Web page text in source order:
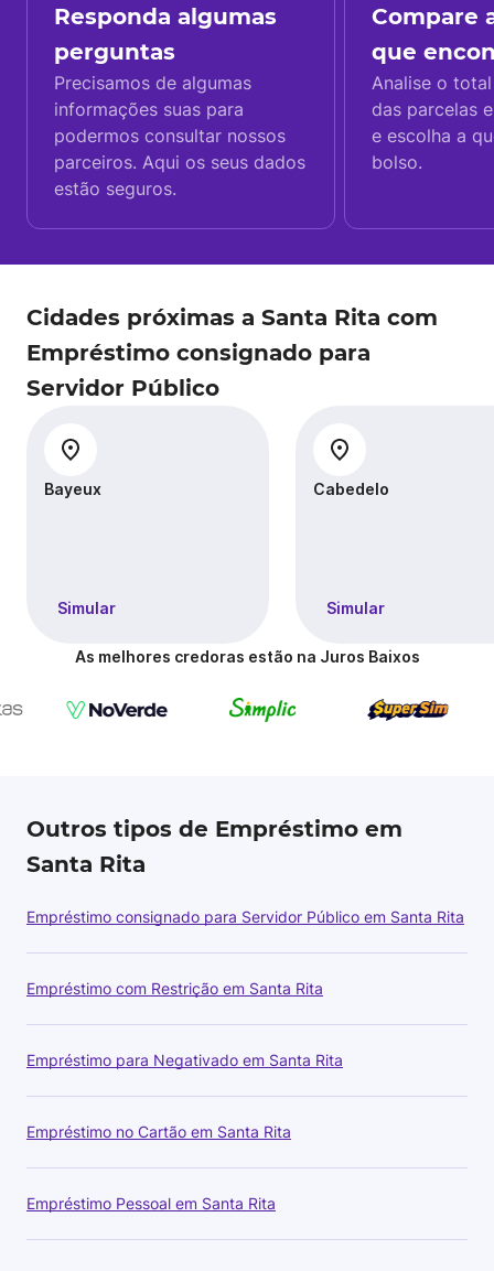
Responda algumas
perguntas
Precisamos de algumas
informações suas para
podermos consultar nossos
parceiros. Aqui os seus dados
estão seguros.
Compare
que
Analise o
das parcelas
e escolha a
bolso.
Cidades próximas a Santa Rita com
Empréstimo consignado para
Servidor Público
Bayeux
Simular
Cabedelo
Simular
As melhores credoras estão na Juros Baixos
Outros tipos de Empréstimo em
Santa Rita
Empréstimo consignado para Servidor Público em Santa Rita
Empréstimo com Restrição em Santa Rita
Empréstimo para Negativado em Santa Rita
Empréstimo no Cartão em Santa Rita
Empréstimo Pessoal em Santa Rita